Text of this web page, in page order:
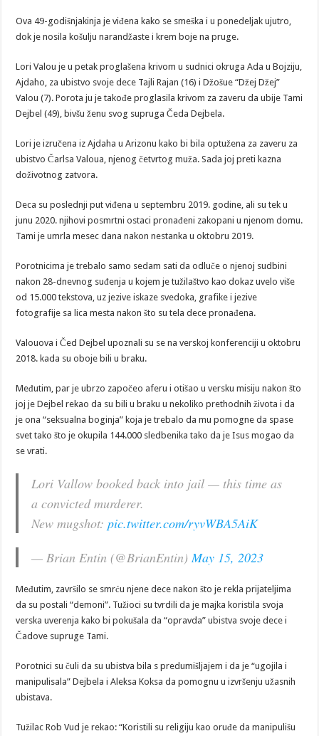
Ova 49-godišnjakinja je viđena kako se smeška i u ponedeljak ujutro,
dok je nosila košulju narandžaste i krem boje na pruge.
Lori Valou je u petak proglašena krivom u sudnici okruga Ada u Bojziju,
Ajdaho, za ubistvo svoje dece Tajli Rajan (16) i Džošue “Džej Džej”
Valou (7). Porota ju je takođe proglasila krivom za zaveru da ubije Tami
Dejbel (49), bivšu ženu svog supruga Čeda Dejbela.
Lori je izručena iz Ajdaha u Arizonu kako bi bila optužena za zaveru za
ubistvo Čarlsa Valoua, njenog četvrtog muža. Sada joj preti kazna
doživotnog zatvora.
Deca su poslednji put viđena u septembru 2019. godine, ali su tek u
junu 2020. njihovi posmrtni ostaci pronađeni zakopani u njenom domu.
Tami je umrla mesec dana nakon nestanka u oktobru 2019.
Porotnicima je trebalo samo sedam sati da odluče o njenoj sudbini
nakon 28-dnevnog suđenja u kojem je tužilaštvo kao dokaz uvelo više
od 15.000 tekstova, uz jezive iskaze svedoka, grafike i jezive
fotografije sa lica mesta nakon što su tela dece pronađena.
Valouova i Čed Dejbel upoznali su se na verskoj konferenciji u oktobru
2018. kada su oboje bili u braku.
Međutim, par je ubrzo započeo aferu i otišao u versku misiju nakon što
joj je Dejbel rekao da su bili u braku u nekoliko prethodnih života i da
je ona “seksualna boginja” koja je trebalo da mu pomogne da spase
svet tako što je okupila 144.000 sledbenika tako da je Isus mogao da
se vrati.
Lori Vallow booked back into jail — this time as
a convicted murderer.
New mugshot:pic.twitter.com/ryvWBA5AiK
— Brian Entin (@BrianEntin) May 15, 2023
Međutim, završilo se smrću njene dece nakon što je rekla prijateljima
da su postali “demoni”. Tužioci su tvrdili da je majka koristila svoja
verska uverenja kako bi pokušala da “opravda” ubistva svoje dece i
Čadove supruge Tami.
Porotnici su čuli da su ubistva bila s predumišljajem i da je “ugojila i
manipulisala” Dejbela i Aleksa Koksa da pomognu u izvršenju užasnih
ubistava.
Tužilac Rob Vud je rekao: “Koristili su religiju kao oruđe da manipulišu